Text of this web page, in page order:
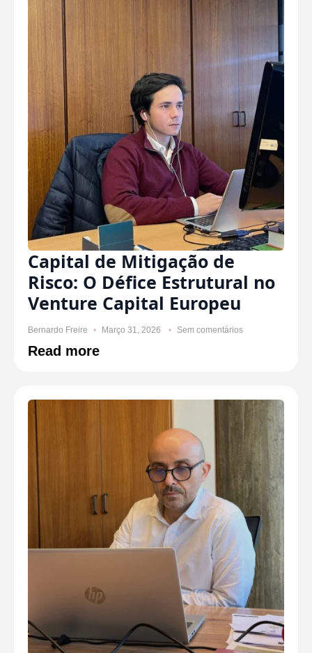
Capital de Mitigação de
Risco: O Défice Estrutural no
Venture Capital Europeu
Bernardo Freire Março 31, 2026 Sem comentários
Read more